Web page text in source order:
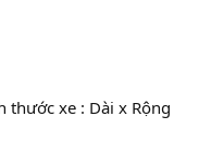
thước xe : Dài x Rộng